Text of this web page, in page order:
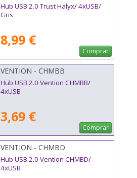
Hub USB 2.0 Trust Halyx/ 4xUSB/
Gris
8,99 €
Comprar
VENTION - CHMBB
Hub USB 2.0 Vention CHMBB/
4xUSB
3,69 €
Comprar
VENTION - CHMBD
Hub USB 2.0 Vention CHMBD/
4xUSB